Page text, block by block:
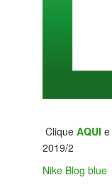
Clique AQUI
2019/2
Nike Blog blue